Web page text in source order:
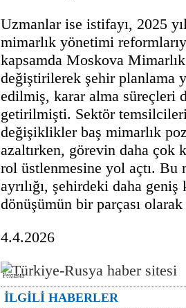
Uzmanlar ise istifayı, 2025
mimarlık yönetimi
kapsamda Moskova
değiştirilerek şehir planlama
edilmiş, karar alma süreçleri
getirilmişti. Sektör
değişiklikler baş mimarlık
azaltırken, görevin daha çok
rol üstlenmesine yol açtı. Bu
ayrılığı, şehirdeki daha geniş
dönüşümün bir parçası
4.4.2026
Реклама
İLGİLİ HABERLER